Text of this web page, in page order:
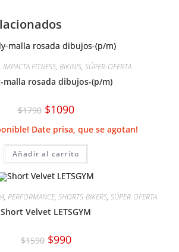
, IMPACTA FITNESS, BIKINIS, SÚPER-OFERTA
malla rosada dibujos-(p/m)
$1790 El
precio
original
era:
$1090El
precio
es:
Date prisa, que se agotan!
Añadir al carrito
, PERFORMANCE, SHORTS-BIKERS, SÚPER-OFERTA
Short Velvet LETSGYM
$1590 El
precio
$990El
precio